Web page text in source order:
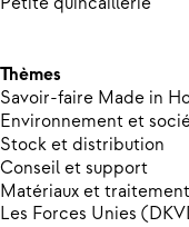
Thèmes
Savoir-faire Made in
Environnement et
Stock et distribution
Conseil et support
Matériaux et
Les Forces Unies